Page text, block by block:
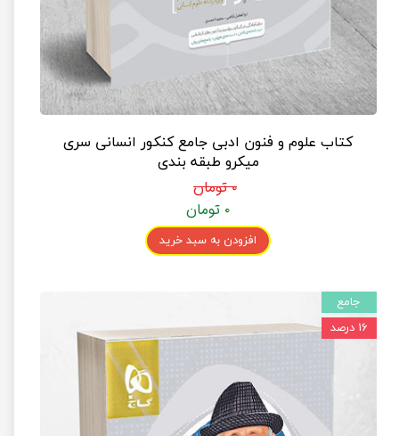
کتاب علوم و فنون ادبی جامع کنکور انسانی سری
میکرو طبقه بندی
۰ تومان
۰ تومان
افزودن به سبد خرید
جامع
۱۶ درصد